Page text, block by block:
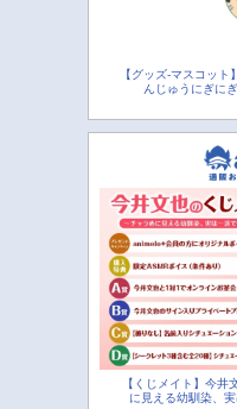
【グッズ-マスコッ
んじゅうにぎに
【くじメイト】今井
に見える幼馴染、